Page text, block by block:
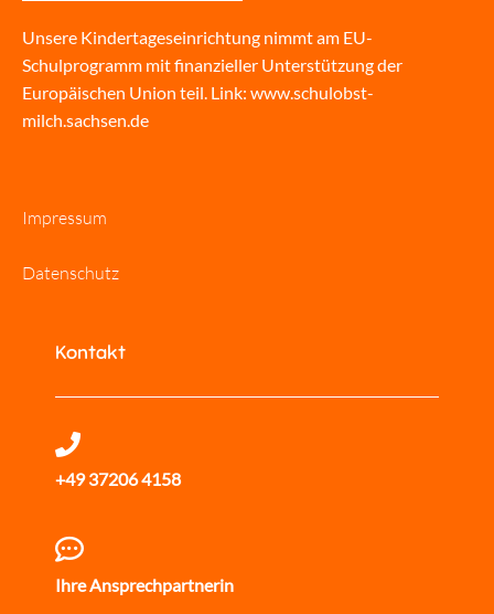
Unsere Kindertageseinrichtung nimmt am EU-
Schulprogramm mit finanzieller Unterstützung der
Europäischen Union teil. Link: www.schulobst-
milch.sachsen.de
Impressum
Datenschutz
Kontakt
+49 37206 4158
Ihre Ansprechpartnerin